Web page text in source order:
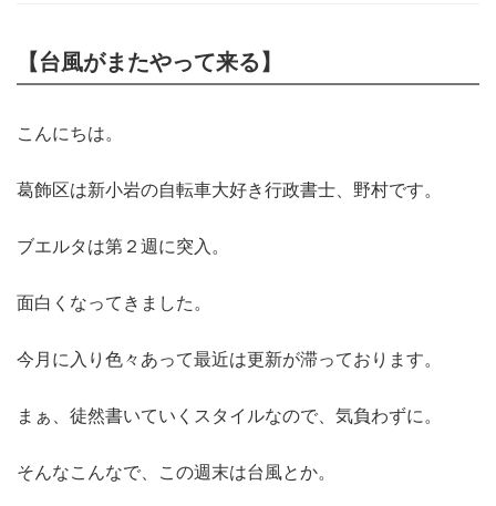
【台風がまたやって来る】
こんにちは。
葛飾区は新小岩の自転車大好き行政書士、野村です。
ブエルタは第２週に突入。
面白くなってきました。
今月に入り色々あって最近は更新が滞っております。
まぁ、徒然書いていくスタイルなので、気負わずに。
そんなこんなで、この週末は台風とか。